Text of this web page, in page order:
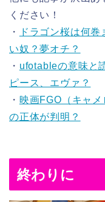
ください！
・
ドラゴン桜は何
い奴？夢オチ？
・ ufotableの意味と
ピース、エヴァ？
・ 映画FGO（キャ
の正体が判明？
終わりに